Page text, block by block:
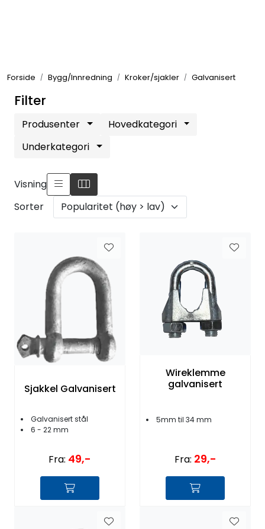
Forside Bygg/Innredning Kroker/sjakler Galvanisert
Filter
Produsenter
Hovedkategori
Underkategori
Visning
Sorter
Sjakkel Galvanisert
Galvanisert stål
6 - 22 mm
Fra: 49,-
Wireklemme
galvanisert
5mm til 34 mm
Fra: 29,-
Elektrisk
Bygg/Innredning
VVS
Fortøyning
Fritid/Sikkerhet
Båtpleie/Opplag